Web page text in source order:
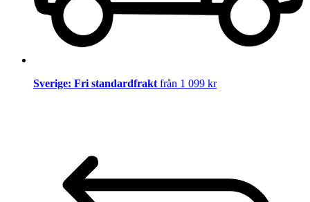
Sverige: Fri standardfrakt från 1 099 kr